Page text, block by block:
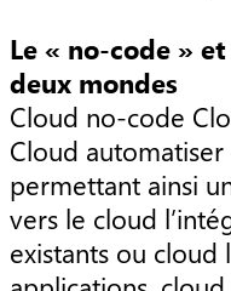
Le « no-code »
deux mondes
Cloud no-code
Cloud
permettant ainsi
vers le cloud
existants ou